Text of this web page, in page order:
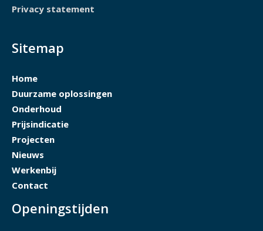
Privacy statement
Sitemap
Home
Duurzame oplossingen
Onderhoud
Prijsindicatie
Projecten
Nieuws
Werkenbij
Contact
Openingstijden